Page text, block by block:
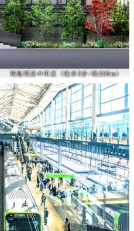
現地周辺の町並（徒歩3分/約200m）
高輪ゲートウェイ駅